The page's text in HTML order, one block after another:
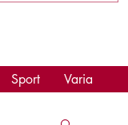
Sport Varia